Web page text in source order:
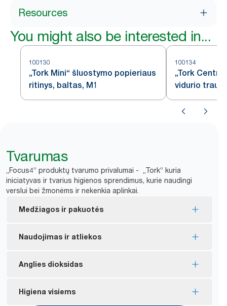
Resources
You might also be interested in...
100130
„Tork Mini“ šluostymo popieriaus
ritinys, baltas, M1
100134
„Tork
vidurio
šluostymo
Tvarumas
„Focus4“ produktų tvarumo privalumai - „Tork“ kuria
iniciatyvas ir tvarius higienos sprendimus, kurie naudingi
verslui bei žmonėms ir nekenkia aplinkai.
Medžiagos ir pakuotės
„FSC®“ ženklas – gaminys pagamintas iš
Daugelis asortimento gaminių turi ES ekologinį
Dalies asortimento pakuotės yra pagamintos iš ne
Naudojimas ir atliekos
Dozuojant po vieną kontroliuojamas vartojimas ir
* Vidaus tyrimo, vykdyto 4 savaites, duomenys. „Tork
Centrefeed“ ir „Tork Reflex™ System“. Sumažėjimas
Anglies dioksidas
Anglies dioksido atžvilgiu neutralūs sertifikuoti
Higiena visiems